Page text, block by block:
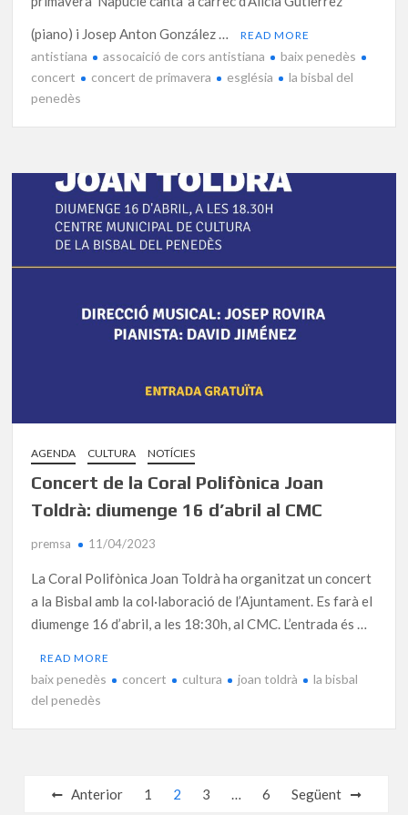
(piano) i Josep Anton González …
READ MORE
antistiana assocaició de cors antistiana
baix penedès
concert
concert de primavera església
la bisbal del
penedès
AGENDA CULTURA NOTÍCIES
Concert de la Coral Polifònica Joan
Toldrà: diumenge 16 d’abril al CMC
premsa 11/04/2023
La Coral Polifònica Joan Toldrà ha organitzat un concert
a la Bisbal amb la col·laboració de l’Ajuntament. Es farà el
diumenge 16 d’abril, a les 18:30h, al CMC. L’entrada és …
READ MORE
baix penedès concert cultura joan toldrà
la bisbal
del penedès
Navegació
Anterior 1 2 3 … 6 Següent